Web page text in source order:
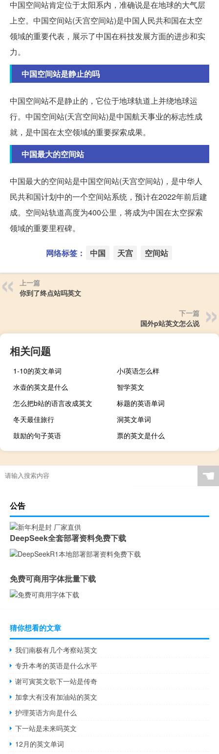
中国空间站肯定位于太阳系内，准确说是在地球的大气层
上空。中国空间站(天宫空间站)是中国人民共和国在太空
领域的重要代表，展示了中国在科技发展方面的进步和实
力。
中国空间站是静止的吗
中国空间站不是静止的，它位于地球轨道上并绕地球运
行。中国空间站(天宫空间站)是中国航天事业的标志性成
就，是中国在太空领域的重要探索成果。
中国最大的空间站
中国最大的空间站是中国空间站(天宫空间站)，是中华人
民共和国计划中的一个空间站系统，预计在2022年前后建
成。空间站轨道高度为400公里，将成为中国在太空探索
领域的重要里程碑。
网络标签： 中国 天宫 空间站
上一篇
你到了终点站吗英文
下一篇
国外p站英文怎么说
相关问题
1-10的英文单词
小i英语怎么样
水壶的英文是什么
智学英文
怎么把b站的语言改成英文
标题的英语单词
冬天最佳旅行
洞英文单词
鼓励的句子英语
票的英文是什么
☚
公告
DeepSeek全套部署资料免费下载
免费可商用字体批量下载
猜你想看的文章
我们南极有几个考察站英文
专升本考的英语是什么水平
谢可寅英文歌下一站是传奇
加拿大有没有加油站的英文
护理英语方向是什么
下一站是未来吗英文
12月的英文单词